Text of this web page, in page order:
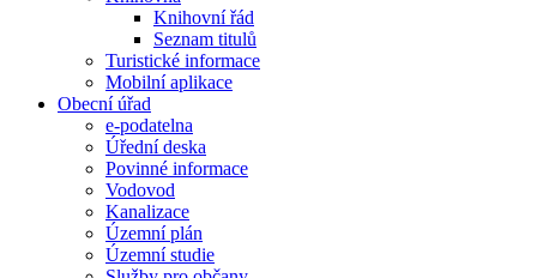
Knihovní řád
Seznam titulů
Turistické informace
Mobilní aplikace
Obecní úřad
e-podatelna
Úřední deska
Povinné informace
Vodovod
Kanalizace
Územní plán
Územní studie